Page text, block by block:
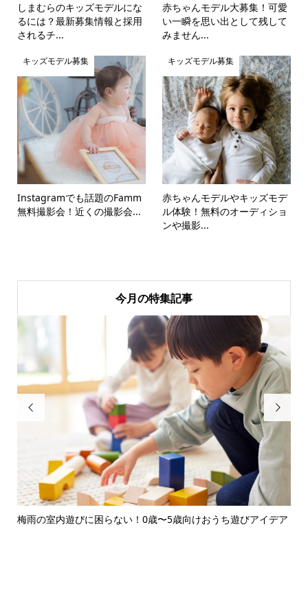
しまむらのキッズモデルにな
るには？最新募集情報と採用
されるチ...
赤ちゃんモデル大募集！可愛
い一瞬を思い出として残して
みません...
キッズモデル募集
Instagramでも話題のFamm
無料撮影会！近くの撮影会...
キッズモデル募集
赤ちゃんモデルやキッズモデ
ル体験！無料のオーディショ
ンや撮影...
今月の特集記事

保育園・幼稚園の持ち物管理がラクになる！朝の時短ルーティ
